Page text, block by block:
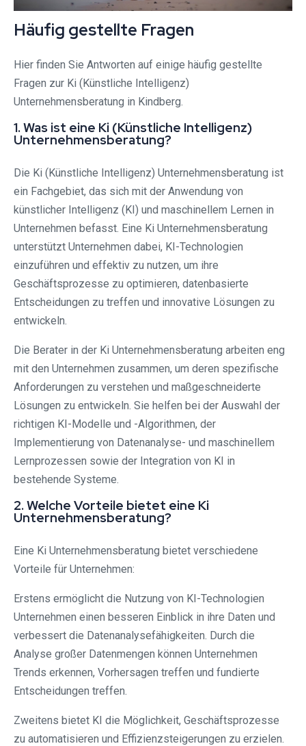
Häufig gestellte Fragen
Hier finden Sie Antworten auf einige häufig gestellte
Fragen zur Ki (Künstliche Intelligenz)
Unternehmensberatung in Kindberg.
1. Was ist eine Ki (Künstliche Intelligenz)
Unternehmensberatung?
Die Ki (Künstliche Intelligenz) Unternehmensberatung ist
ein Fachgebiet, das sich mit der Anwendung von
künstlicher Intelligenz (KI) und maschinellem Lernen in
Unternehmen befasst. Eine Ki Unternehmensberatung
unterstützt Unternehmen dabei, KI-Technologien
einzuführen und effektiv zu nutzen, um ihre
Geschäftsprozesse zu optimieren, datenbasierte
Entscheidungen zu treffen und innovative Lösungen zu
entwickeln.
Die Berater in der Ki Unternehmensberatung arbeiten eng
mit den Unternehmen zusammen, um deren spezifische
Anforderungen zu verstehen und maßgeschneiderte
Lösungen zu entwickeln. Sie helfen bei der Auswahl der
richtigen KI-Modelle und -Algorithmen, der
Implementierung von Datenanalyse- und maschinellem
Lernprozessen sowie der Integration von KI in
bestehende Systeme.
2. Welche Vorteile bietet eine Ki
Unternehmensberatung?
Eine Ki Unternehmensberatung bietet verschiedene
Vorteile für Unternehmen:
Erstens ermöglicht die Nutzung von KI-Technologien
Unternehmen einen besseren Einblick in ihre Daten und
verbessert die Datenanalysefähigkeiten. Durch die
Analyse großer Datenmengen können Unternehmen
Trends erkennen, Vorhersagen treffen und fundierte
Entscheidungen treffen.
Zweitens bietet KI die Möglichkeit, Geschäftsprozesse
zu automatisieren und Effizienzsteigerungen zu erzielen.